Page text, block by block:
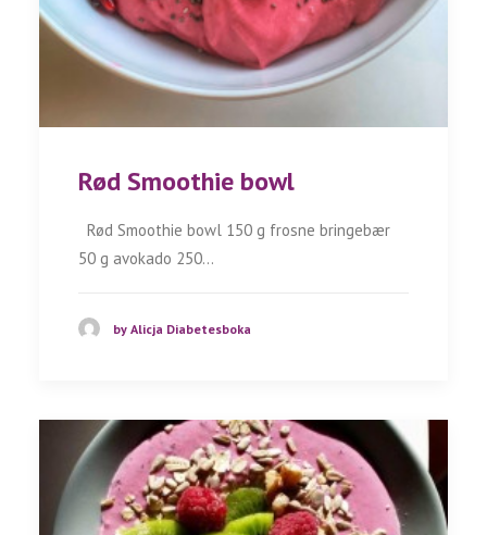
Rød Smoothie bowl
Rød Smoothie bowl 150 g frosne bringebær
50 g avokado 250…
by Alicja Diabetesboka